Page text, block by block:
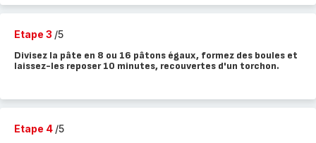
Etape 3 /5
Divisez la pâte en 8 ou 16 pâtons égaux, formez des boules et
laissez-les reposer 10 minutes, recouvertes d'un torchon.
Etape 4 /5